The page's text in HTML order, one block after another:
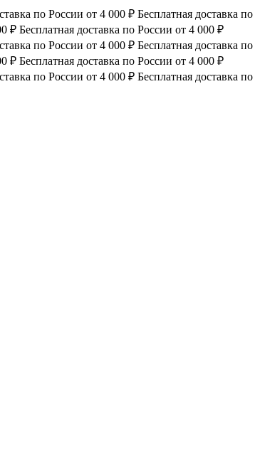
по России от 4 000 ₽ Бесплатная доставка по
₽ Бесплатная доставка по России от 4 000 ₽
по России от 4 000 ₽ Бесплатная доставка по
₽ Бесплатная доставка по России от 4 000 ₽
по России от 4 000 ₽ Бесплатная доставка по